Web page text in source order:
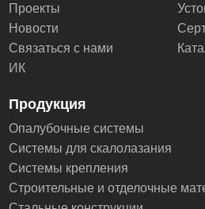
Проекты
Новости
Связаться с нами
ИК
Продукция
Опалубочные системы
Системы для скалолазания
Системы крепления
Строительные и отделочные